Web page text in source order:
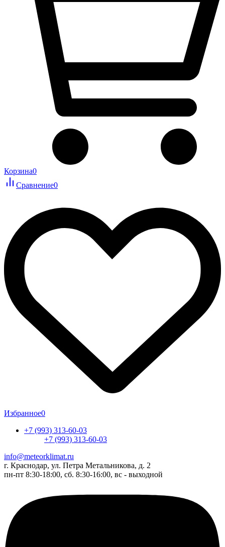
Корзина0
Сравнение0
Избранное0
+7 (993) 313-60-03
+7 (993) 313-60-03
info@meteorklimat.ru
г. Краснодар, ул. Петра Метальникова, д. 2
пн-пт 8:30-18:00, сб. 8:30-16:00, вс - выходной